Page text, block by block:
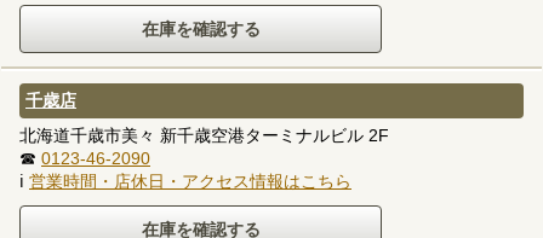
千歳店
北海道千歳市美々 新千歳空港ターミナルビル 2F
☎ 0123-46-2090
ℹ 営業時間・店休日・アクセス情報はこちら